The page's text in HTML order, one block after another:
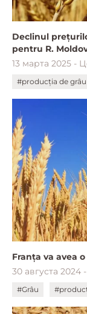
Declinul
pentru R.
13 марта 2025 -
#producția de grâu
Franța va avea
30 августа 2024
#Grâu